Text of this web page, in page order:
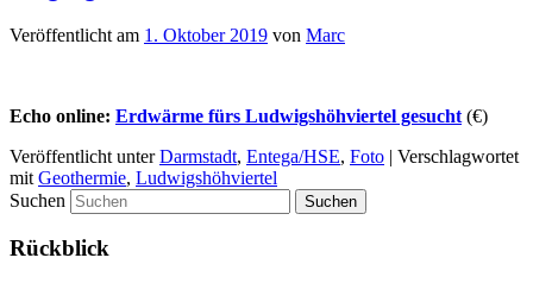
Veröffentlicht am 1. Oktober 2019 von Marc
Echo online: Erdwärme fürs Ludwigshöhviertel gesucht (€)
Veröffentlicht unter Darmstadt, Entega/HSE, Foto | Verschlagwortet
mit Geothermie, Ludwigshöhviertel
Suchen
Rückblick